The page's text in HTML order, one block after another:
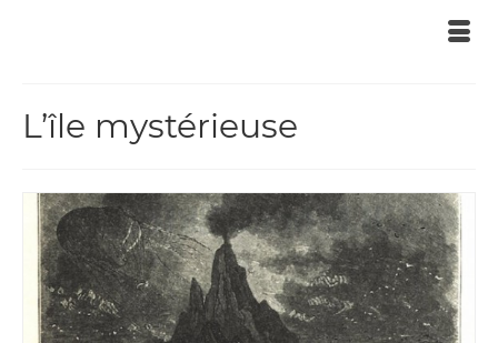
L’île mystérieuse